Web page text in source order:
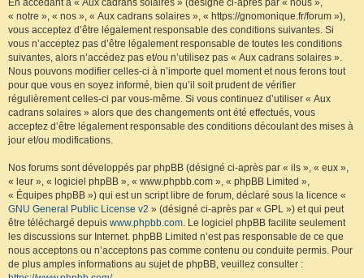
En accédant à « Aux cadrans solaires » (désigné ci-après par « nous »,
« notre », « nos », « Aux cadrans solaires », « https://gnomonique.fr/forum »),
vous acceptez d’être légalement responsable des conditions suivantes. Si
vous n’acceptez pas d’être légalement responsable de toutes les conditions
suivantes, alors n’accédez pas et/ou n’utilisez pas « Aux cadrans solaires ».
Nous pouvons modifier celles-ci à n’importe quel moment et nous ferons tout
pour que vous en soyez informé, bien qu’il soit prudent de vérifier
régulièrement celles-ci par vous-même. Si vous continuez d’utiliser « Aux
cadrans solaires » alors que des changements ont été effectués, vous
acceptez d’être légalement responsable des conditions découlant des mises à
jour et/ou modifications.
Nos forums sont développés par phpBB (désigné ci-après par « ils », « eux »,
« leur », « logiciel phpBB », « www.phpbb.com », « phpBB Limited »,
« Équipes phpBB ») qui est un script libre de forum, déclaré sous la licence «
GNU General Public License v2 » (désigné ci-après par « GPL ») et qui peut
être téléchargé depuis www.phpbb.com. Le logiciel phpBB facilite seulement
les discussions sur Internet. phpBB Limited n’est pas responsable de ce que
nous acceptons ou n’acceptons pas comme contenu ou conduite permis. Pour
de plus amples informations au sujet de phpBB, veuillez consulter :